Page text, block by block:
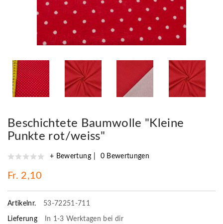
Beschichtete Baumwolle "Kleine
Punkte rot/weiss"
+ Bewertung 0 Bewertungen
Fr. 2,10
Artikelnr. 53-72251-711
Lieferung In 1-3 Werktagen bei dir